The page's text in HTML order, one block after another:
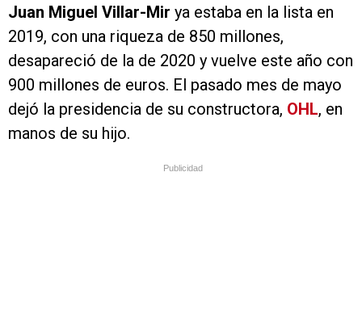
Juan Miguel Villar-Mir ya estaba en la lista en
2019, con una riqueza de 850 millones,
desapareció de la de 2020 y vuelve este año con
900 millones de euros. El pasado mes de mayo
dejó la presidencia de su constructora, OHL, en
manos de su hijo.
Publicidad